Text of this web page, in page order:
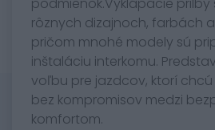
podmienok.Vyklápacie
rôznych dizajnoch, farbách
pričom mnohé modely sú
inštaláciu interkomu.
voľbu pre jazdcov, ktorí
bez kompromisov medzi
komfortom.